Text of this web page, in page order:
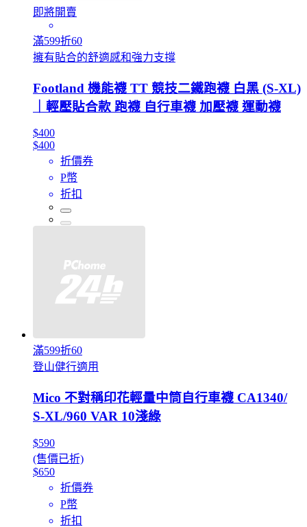
即將開賣
滿599折60
擁有貼合的舒適感和強力支撐
Footland 機能襪 TT 競技二鐵跑襪 白黑 (S-XL)
｜輕壓貼合款 跑襪 自行車襪 加壓襪 運動襪
$400
$400
折價券
P幣
折扣
滿599折60
登山健行適用
Mico 不對稱印花輕量中筒自行車襪 CA1340/
S-XL/960 VAR 10淺綠
$590
(售價已折)
$650
折價券
P幣
折扣